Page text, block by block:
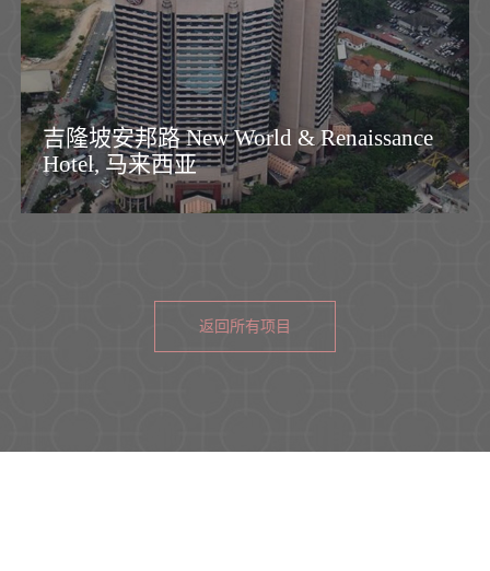
吉隆坡安邦路 New World & Renaissance
Hotel, 马来西亚
返回所有项目